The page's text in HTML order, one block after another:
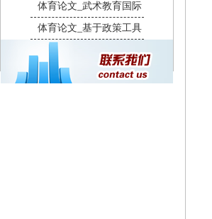
体育论文_武术教育国际
体育论文_基于政策工具